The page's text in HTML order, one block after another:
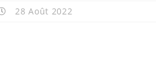
28 Août 2022